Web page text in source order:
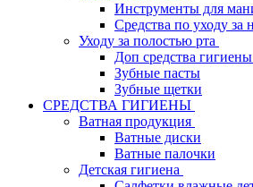
Инструменты для
Средства по уходу за
Уходу за полостью рта
Доп средства
Зубные пасты
Зубные щетки
СРЕДСТВА ГИГИЕНЫ
Ватная продукция
Ватные диски
Ватные палочки
Детская гигиена